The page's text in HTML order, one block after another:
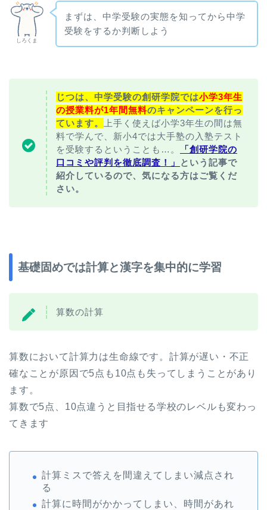
しろくま
まずは、中学受験の実態を知ってから中学
受験をするか判断しよう
じつは、中学受験の創研学院では小学3年生
の授業料が1年間無料のキャンペーンを行っ
ています。
上手く使えば小学3年生の間は無
料で学んで、新小4では大手塾の入塾テスト
を受験するということも…。
「創研学院の
口コミや評判を徹底調査！」
という記事で
紹介しているので、気になる方はご覧くだ
さい。
基礎固めでは計算と漢字を集中的に学習
算数の計算
算数において計算力は生命線です。計算が遅い・不正
確なことが原因で5点も10点も失ってしまうことがあり
ます。
算数で5点、10点違うと目指せる学校のレベルも変わっ
てきます
計算ミスで答えを間違えてしまい減点され
る
計算に時間がかかってしまい、時間があれ